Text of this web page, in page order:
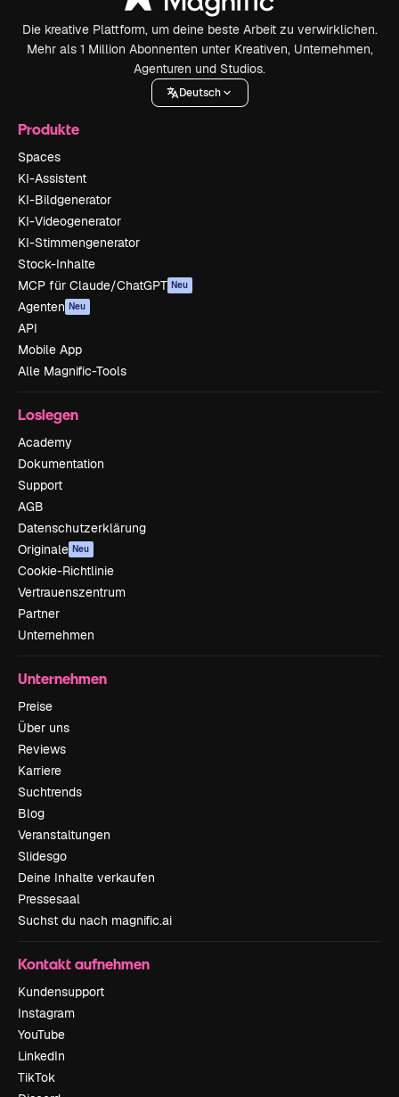
Die kreative Plattform, um deine beste Arbeit zu verwirklichen.
Mehr als 1 Million Abonnenten unter Kreativen, Unternehmen,
Agenturen und Studios.
Deutsch
Produkte
Spaces
KI-Assistent
KI-Bildgenerator
KI-Videogenerator
KI-Stimmengenerator
Stock-Inhalte
MCP für Claude/ChatGPT Neu
Agenten Neu
API
Mobile App
Alle Magnific-Tools
Loslegen
Academy
Dokumentation
Support
AGB
Datenschutzerklärung
Originale Neu
Cookie-Richtlinie
Vertrauenszentrum
Partner
Unternehmen
Unternehmen
Preise
Über uns
Reviews
Karriere
Suchtrends
Blog
Veranstaltungen
Slidesgo
Deine Inhalte verkaufen
Pressesaal
Suchst du nach magnific.ai
Kontakt aufnehmen
Kundensupport
Instagram
YouTube
LinkedIn
TikTok